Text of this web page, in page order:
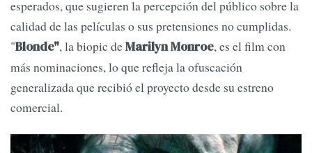
esperados, que sugieren la percepción del público sobre la
calidad de las películas o sus pretensiones no cumplidas.
"Blonde", la biopic deMarilyn Monroe, es el film con
más nominaciones, lo que refleja la ofuscación
generalizada que recibió el proyecto desde su estreno
comercial.